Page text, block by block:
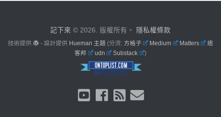
記下來 © 2026. 版權所有。 隱私權條款
技術提供 - 設計提供 Hueman 主題 (分流: 方格子 Medium Matters
痞
客邦
udn Substack )